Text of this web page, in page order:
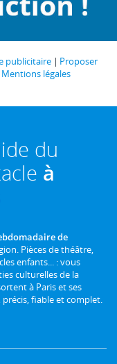
publicitaire
Proposer
Mentions légales
du
à
de
Pièces de théâtre,
enfants... : vous
culturelles de la
à Paris et ses
fiable et complet.